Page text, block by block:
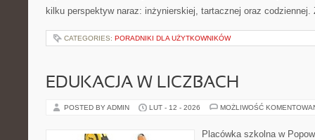
kilku perspektyw naraz: inżynierskiej, tartacznej oraz
CATEGORIES: PORADNIKI DLA UŻYTKOWNIKÓW
EDUKACJA W LICZBACH
POSTED BY ADMIN LUT - 12 - 2026 MOŻLIWOŚĆ
Placówka szkolna w